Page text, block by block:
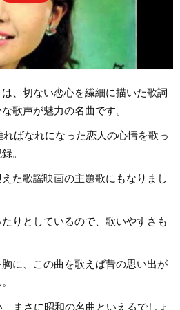
は、切ない恋心を繊細に描いた歌詞
歌声が魅力の名曲です。
ばなれになった恋人の心情を歌っ
。
た歌謡映画の主題歌にもなりまし
りとしているので、歌いやすさも
に、この曲を歌えば昔の思い出が
まさに昭和の名曲といえるでしょ